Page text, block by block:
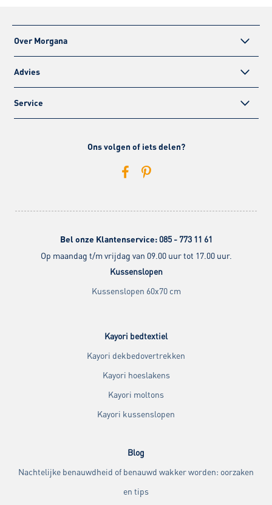
Over Morgana
Advies
Service
Ons volgen of iets delen?
Bel onze Klantenservice: 085 - 773 11 61
Op maandag t/m vrijdag van 09.00 uur tot 17.00 uur.
Kussenslopen
Kussenslopen 60x70 cm
Kayori bedtextiel
Kayori dekbedovertrekken
Kayori hoeslakens
Kayori moltons
Kayori kussenslopen
Blog
Nachtelijke benauwdheid of benauwd wakker worden: oorzaken
en tips